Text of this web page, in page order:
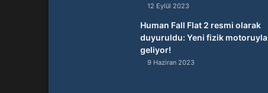
12 Eylül 2023
Human Fall Flat 2 resmi olarak
duyuruldu: Yeni fizik motoruyla
geliyor!
9 Haziran 2023